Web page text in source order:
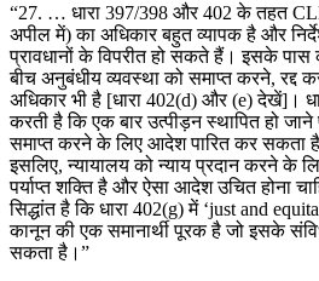
“27. … धारा 397/398 और 402 के तहत
अपील में) का अधिकार बहुत व्यापक है और
प्रावधानों के विपरीत हो सकते हैं। इसके
बीच अनुबंधीय व्यवस्था को समाप्त करने, रद्द
अधिकार भी है [धारा 402(d) और (e) देखें]।
करती है कि एक बार उत्पीड़न स्थापित हो
समाप्त करने के लिए आदेश पारित कर सकता
इसलिए, न्यायालय को न्याय प्रदान करने के
पर्याप्त शक्ति है और ऐसा आदेश उचित होना
सिद्धांत है कि धारा 402(g) में ‘just and
कानून की एक समानार्थी पूरक है जो इसके
सकता है।”